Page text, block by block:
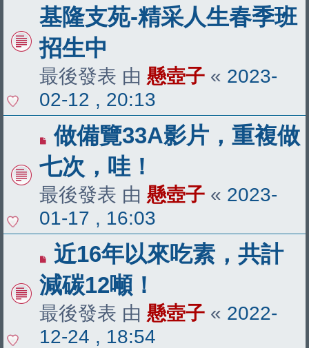
基隆支苑-精采人生春季班
招生中
最後發表 由 懸壺子 « 2023-
02-12 , 20:13
做備覽33A影片，重複做
七次，哇！
最後發表 由 懸壺子 « 2023-
01-17 , 16:03
近16年以來吃素，共計
減碳12噸！
最後發表 由 懸壺子 « 2022-
12-24 , 18:54